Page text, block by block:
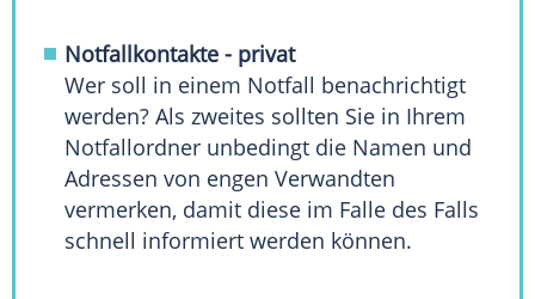
Notfallkontakte - privat
Wer soll in einem Notfall benachrichtigt
werden? Als zweites sollten Sie in Ihrem
Notfallordner unbedingt die Namen und
Adressen von engen Verwandten
vermerken, damit diese im Falle des Falls
schnell informiert werden können.